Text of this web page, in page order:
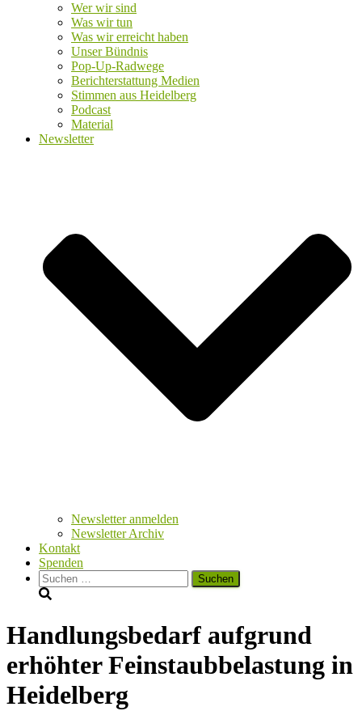
Wer wir sind
Was wir tun
Was wir erreicht haben
Unser Bündnis
Pop-Up-Radwege
Berichterstattung Medien
Stimmen aus Heidelberg
Podcast
Material
Newsletter
Newsletter anmelden
Newsletter Archiv
Kontakt
Spenden
Suchen
nach:
Handlungsbedarf aufgrund
erhöhter Feinstaubbelastung in
Heidelberg